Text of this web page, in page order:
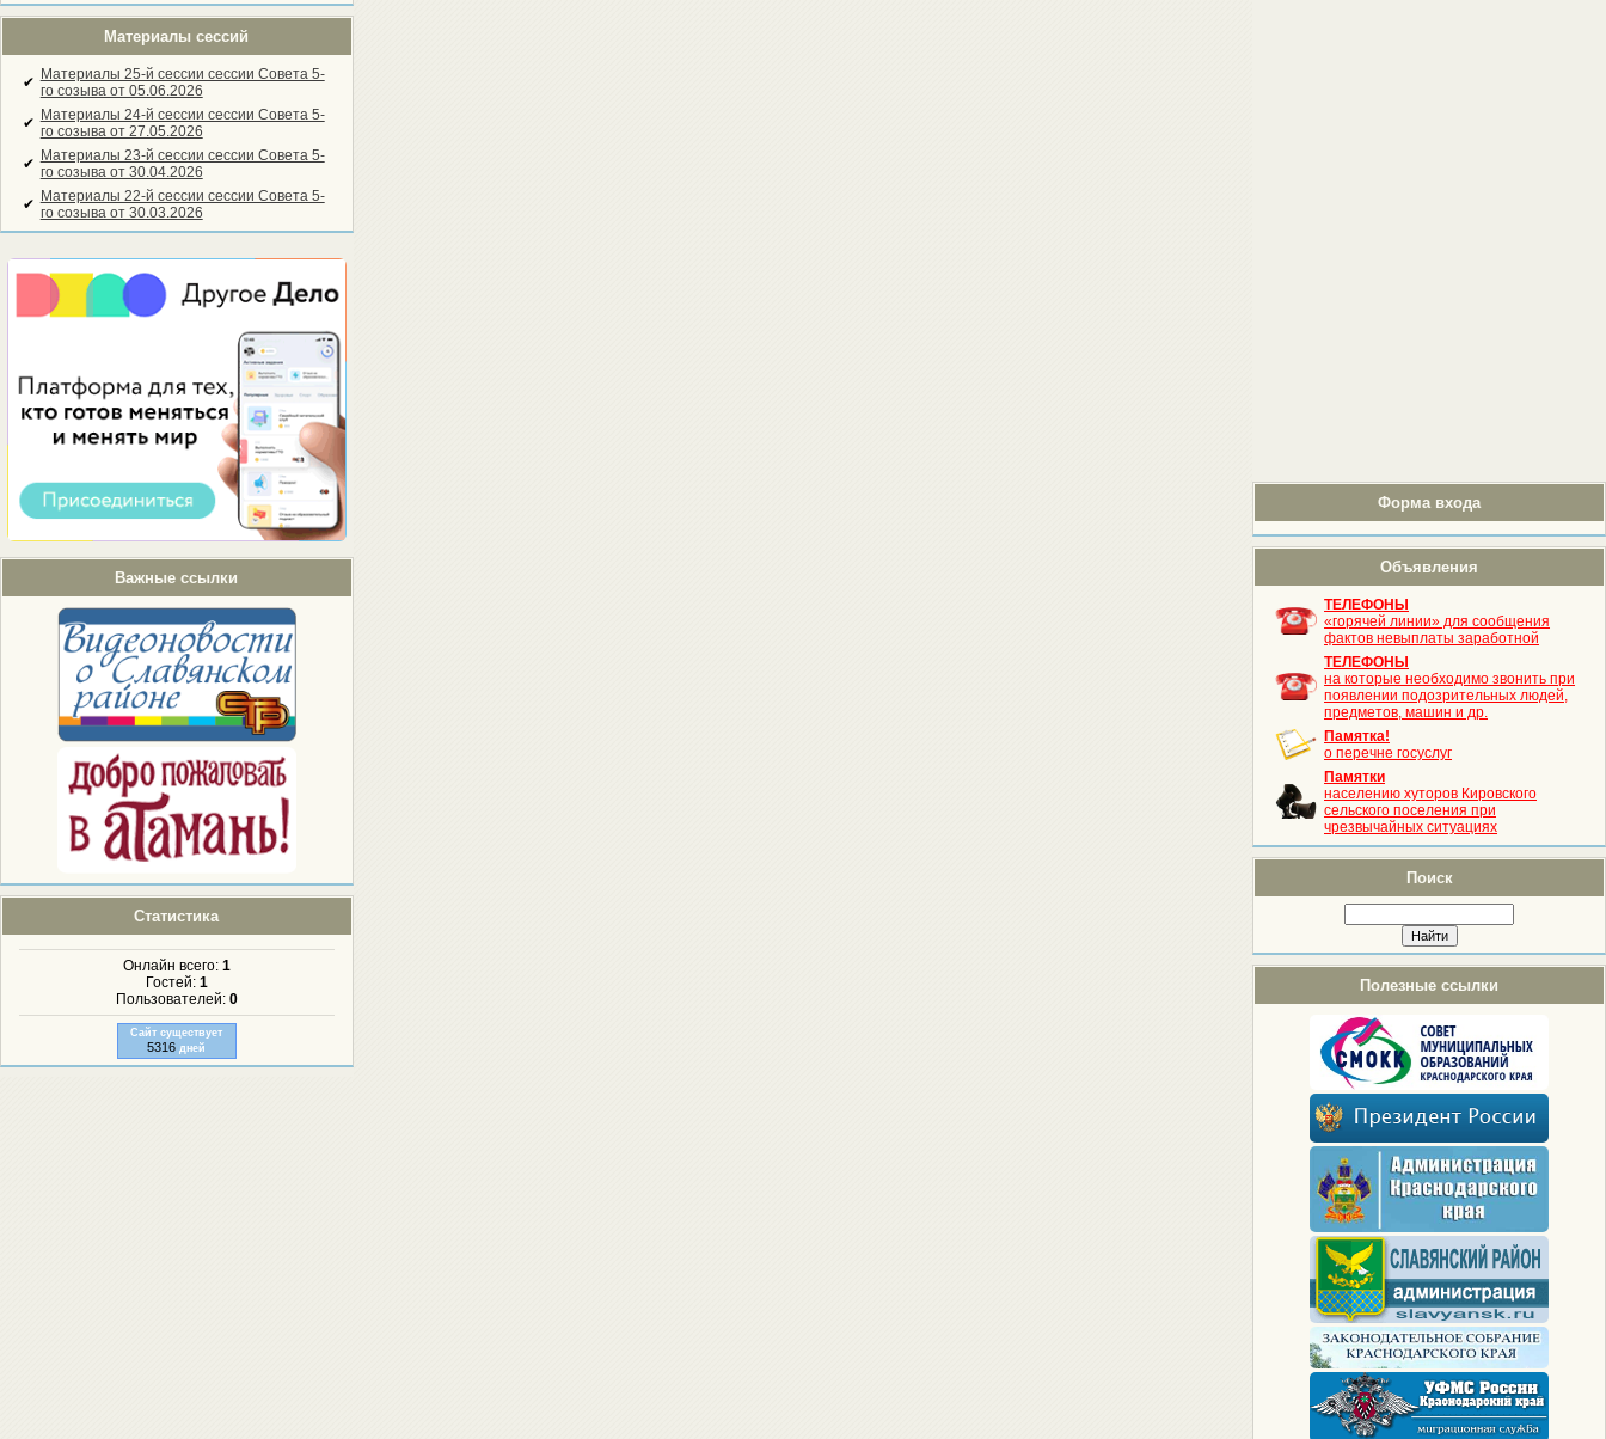
Материалы сессий
✔ Материалы 25-й сессии сессии Совета 5-
го созыва от 05.06.2026
✔ Материалы 24-й сессии сессии Совета 5-
го созыва от 27.05.2026
✔ Материалы 23-й сессии сессии Совета 5-
го созыва от 30.04.2026
✔ Материалы 22-й сессии сессии Совета 5-
го созыва от 30.03.2026
Важные ссылки
Статистика
Онлайн всего: 1
Гостей: 1
Пользователей: 0
Сайт существует
5316 дней
Форма входа
Объявления
ТЕЛЕФОНЫ
«горячей линии» для сообщения
фактов невыплаты заработной
ТЕЛЕФОНЫ
на которые необходимо звонить при
появлении подозрительных людей,
предметов, машин и др.
Памятка!
о перечне госуслуг
Памятки
населению хуторов Кировского
сельского поселения при
чрезвычайных ситуациях
Поиск
Полезные ссылки